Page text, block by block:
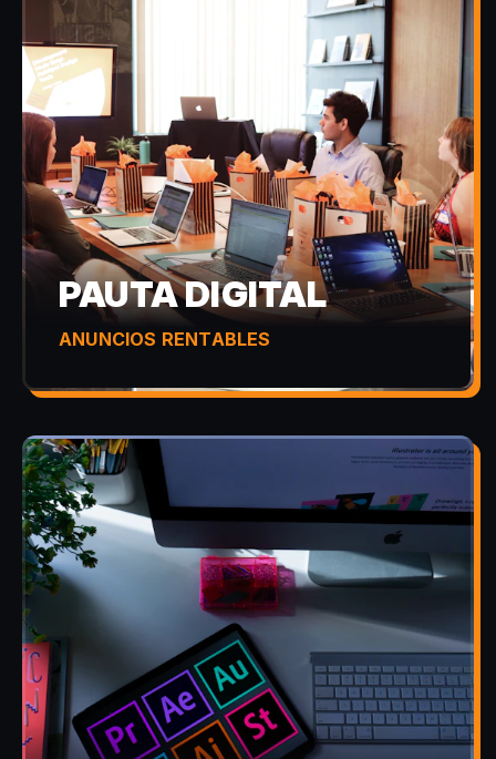
PAUTA DIGITAL
ANUNCIOS RENTABLES